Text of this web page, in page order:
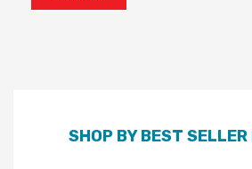
SHOP BY BEST